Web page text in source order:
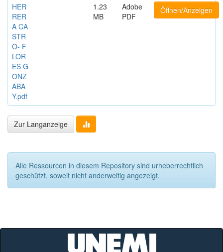
HER
RER
A CA
STR
O- F
LOR
ES G
ONZ
ABA
Y.pdf
1.23
MB
Adobe
PDF
Öffnen/Anzeigen
Zur Langanzeige
Alle Ressourcen in diesem Repository sind urheberrechtlich
geschützt, soweit nicht anderweitig angezeigt.